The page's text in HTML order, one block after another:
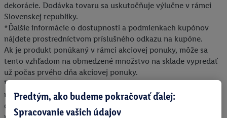
dekorácie. Dodávka tovaru sa uskutočňuje výlučne v rámci
Slovenskej republiky.
*Ďalšie informácie o dostupnosti a podmienkach kupónov
nájdete prostredníctvom príslušného odkazu na kupóne.
Ak je produkt ponúkaný v rámci akciovej ponuky, môže sa
tento vzhľadom na obmedzené množstvo na sklade vypredať
už počas prvého dňa akciovej ponuky.
¹ Doprava zadarmo sa nevzťahuje na príplatok za doručenie
nadrozmerného nákladu alebo iného tovaru, pri ktorom je z
dôvodu jeho rozmerov alebo objemu potrebná osobitná
Predtým, ako budeme pokračovať ďalej:
Spracovanie vašich údajov